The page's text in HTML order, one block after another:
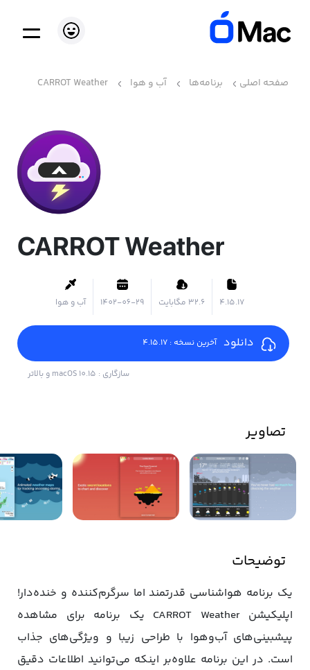
صفحه اصلی برنامه‌ها آب و هوا CARROT Weather
CARROT Weather
4.15.17 ۳۲.۶ مگابایت 1402-06-29 آب و هوا
دانلود آخرین نسخه : 4.15.17
سازگاری : macOS 10.15 و بالاتر
تصاویر
توضیحات
یک برنامه هواشناسی قدرتمند اما سرگرم‌کننده و خنده‌دار!
اپلیکیشن CARROT Weather یک برنامه برای مشاهده
پیشبینی‌های آب‌وهوا با طراحی زیبا و ویژگی‌های جذاب
است. در این برنامه علاوه‌بر اینکه می‌توانید اطلاعات دقیق